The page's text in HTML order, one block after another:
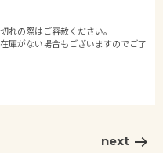
の際はご容赦ください。
庫がない場合もございますのでご了
next